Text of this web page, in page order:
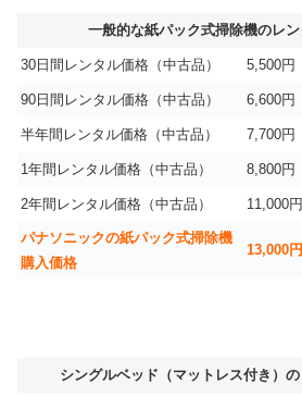
一般的な紙パック式掃除機のレ
30日間レンタル価格（中古品） 5,500円
90日間レンタル価格（中古品） 6,600円
半年間レンタル価格（中古品） 7,700円
1年間レンタル価格（中古品） 8,800円
2年間レンタル価格（中古品） 11,000円
パナソニックの紙パック式掃除機
購入価格
13,000
シングルベッド（マットレス付き）